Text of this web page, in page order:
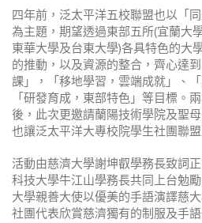
四年前，泛太平洋五校聯盟也以「
為主題，期望透過東部五所(宜蘭大
東華大學及台東大學)各具特色的大
的推動，以及資源的整合，齊心達
課」，「移地學習，雲端成就」、
「研發育成，東部特色」等目標。
後，此次更邀請蘭陽技術學院及聖
也讓泛太平洋大專校院學生社團聯
活動由慈濟大學謝坤叡學務長致詞
科技大學牛江山學務長共同上台勉
大學親善大使以優美的手語演譯慈
社團代表欣賞慈濟獨有的制服及手